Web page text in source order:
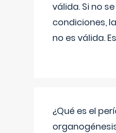
válida. Si no
condiciones,
no es válida.
¿Qué es el